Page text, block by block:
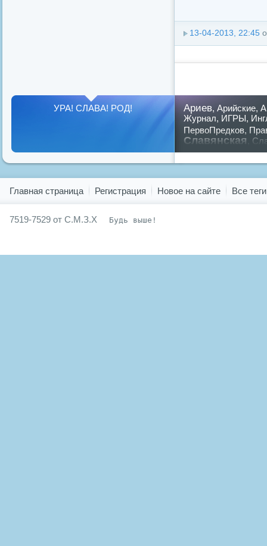
13-04-2013, 22:45
Ариев, Арийские,
Журнал, ИГРЫ,
ПервоПредков,
Славянская
предков,путин,
УРА! СЛАВА! РОД!
Главная страница Регистрация Новое на сайте Все теги
7519-7529 от С.М.З.Х Будь выше!